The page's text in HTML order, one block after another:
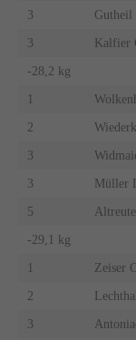
3 Gutheil
3 Kalfier
-28,2 kg
2
3
3 Müller
5
-29,1 kg
Zeiser
2
3